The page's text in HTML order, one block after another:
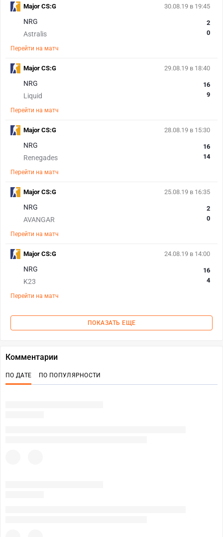
30.08.19 в 19:45
NRG
Astralis
2
0
Перейти на матч
Major CS:G
29.08.19 в 18:40
NRG
Liquid
16
9
Перейти на матч
Major CS:G
28.08.19 в 15:30
NRG
Renegades
16
14
Перейти на матч
Major CS:G
25.08.19 в 16:35
NRG
AVANGAR
2
0
Перейти на матч
Major CS:G
24.08.19 в 14:00
NRG
K23
16
4
Перейти на матч
Major CS:G
ПОКАЗАТЬ ЕЩЕ
Комментарии
ПО ДАТЕ ПО ПОПУЛЯРНОСТИ